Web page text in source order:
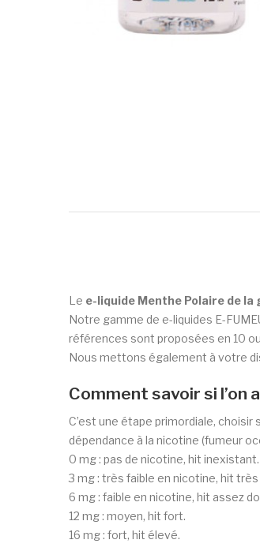
Le e-liquide Menthe Polaire de la
Notre gamme de e-liquides E-
références sont proposées en 10
Nous mettons également à votre
Comment savoir si l’on
C’est une étape primordiale,
dépendance à la nicotine (fumeur
0 mg : pas de nicotine, hit inexistant.
3 mg : très faible en nicotine, hit très
6 mg : faible en nicotine, hit assez
12 mg : moyen, hit fort.
16 mg : fort, hit élevé.